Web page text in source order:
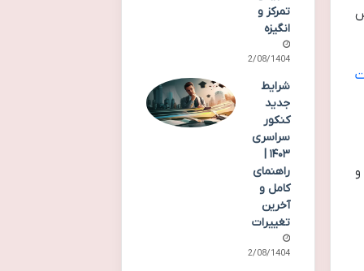
و
تمرکز و
انگیزه
02/08/1404
شرایط
جدید
کنکور
سراسری
۱۴۰۳ |
راهنمای
کامل و
آخرین
تغییرات
02/08/1404